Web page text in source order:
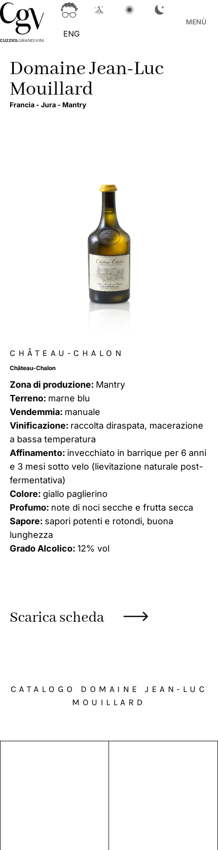
ENG
MENÙ
Domaine Jean-Luc
Mouillard
Francia - Jura - Mantry
CHÂTEAU-CHALON
Château-Chalon
Zona di produzione: Mantry
Terreno: marne blu
Vendemmia: manuale
Vinificazione: raccolta diraspata, macerazione
a bassa temperatura
Affinamento: invecchiato in barrique per 6 anni
e 3 mesi sotto velo (lievitazione naturale post-
fermentativa)
Colore: giallo paglierino
Profumo: note di noci secche e frutta secca
Sapore: sapori potenti e rotondi, buona
lunghezza
Grado Alcolico: 12% vol
Scarica scheda
CATALOGO DOMAINE JEAN-LUC
MOUILLARD